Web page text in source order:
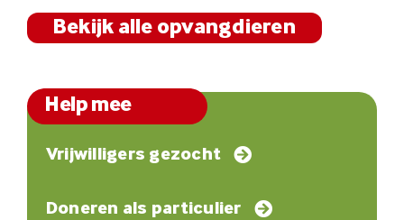
Bekijk alle opvangdieren
Help mee
Vrijwilligers gezocht
Doneren als particulier